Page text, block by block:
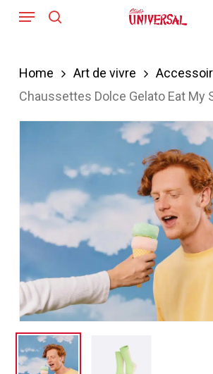
Skip
content
Menu
Home Art de vivre
Chaussettes Dolce Gelato Eat My